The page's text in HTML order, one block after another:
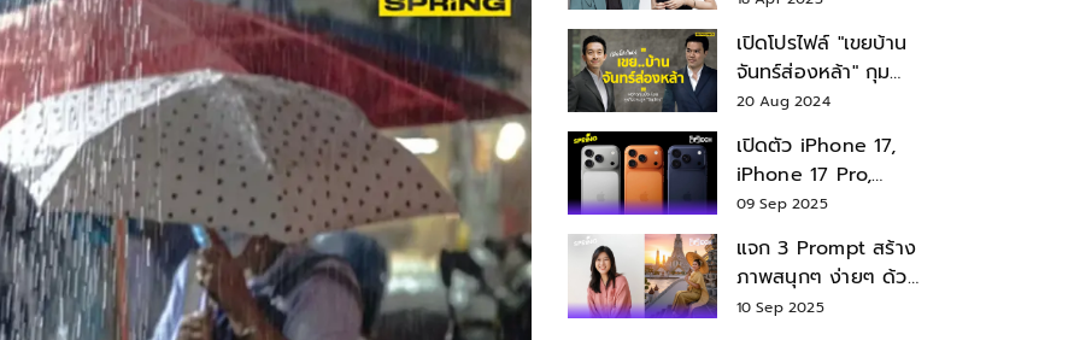
เปิดโปรไฟล์ "เขยบ้าน
จันทร์ส่องหล้า" กุม
บังเหียนธุรกิจตระกูล
"ชินวัตร"
20 Aug 2024
เปิดตัว iPhone 17,
iPhone 17 Pro,
iPhone 17 Air สเปค
09 Sep 2025
แจก 3 Prompt สร้าง
ภาพสนุกๆ ง่ายๆ ด้วย
Nano Banana ใน
10 Sep 2025